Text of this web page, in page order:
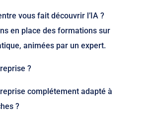
vous fait découvrir l’IA ?
en place des formations sur
animées par un expert.
?
complétement adapté à
?